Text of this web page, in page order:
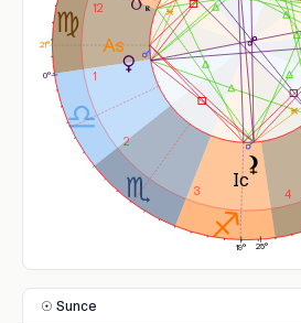
1
2
3 4
12
0°
21°
19° 25°
☉ Sunce